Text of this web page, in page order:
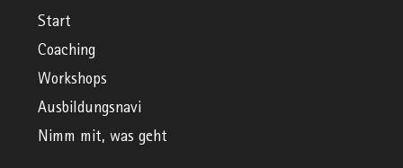
Start
Coaching
Workshops
Ausbildungsnavi
Nimm mit, was geht